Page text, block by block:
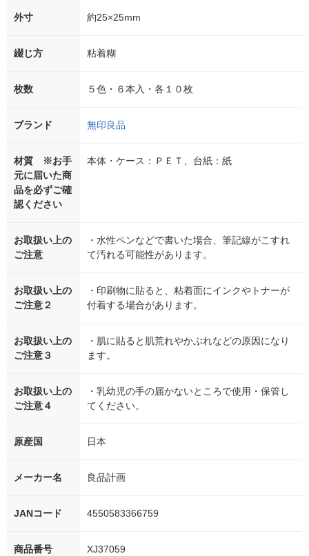
外寸 約25×25mm
綴じ方 粘着糊
枚数 ５色・６本入・各１０枚
ブランド 無印良品
材質 ※お手
元に届いた商
品を必ずご確
認ください
本体・ケース：ＰＥＴ、台紙：紙
お取扱い上の
ご注意
・水性ペンなどで書いた場合、筆記線がこすれ
て汚れる可能性があります。
お取扱い上の
ご注意２
・印刷物に貼ると、粘着面にインクやトナーが
付着する場合があります。
お取扱い上の
ご注意３
・肌に貼ると肌荒れやかぶれなどの原因になり
ます。
お取扱い上の
ご注意４
・乳幼児の手の届かないところで使用・保管し
てください。
原産国 日本
メーカー名 良品計画
JANコード 4550583366759
商品番号 XJ37059